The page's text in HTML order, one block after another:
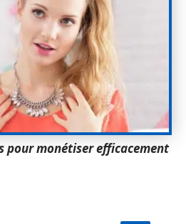
pour monétiser efficacement